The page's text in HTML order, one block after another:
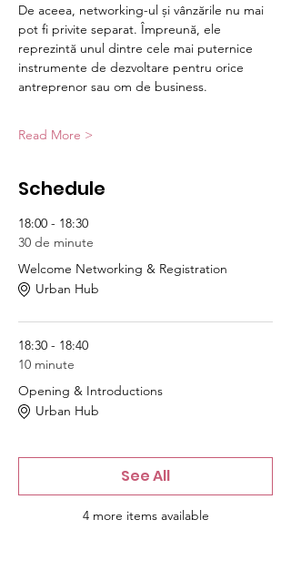
De aceea, networking-ul și vânzările nu mai
pot fi privite separat. Împreună, ele
reprezintă unul dintre cele mai puternice
instrumente de dezvoltare pentru orice
antreprenor sau om de business.
Read More >
Schedule
18:00 - 18:30
30 de minute
Welcome Networking & Registration
Urban Hub
18:30 - 18:40
10 minute
Opening & Introductions
Urban Hub
4 more items available
See All